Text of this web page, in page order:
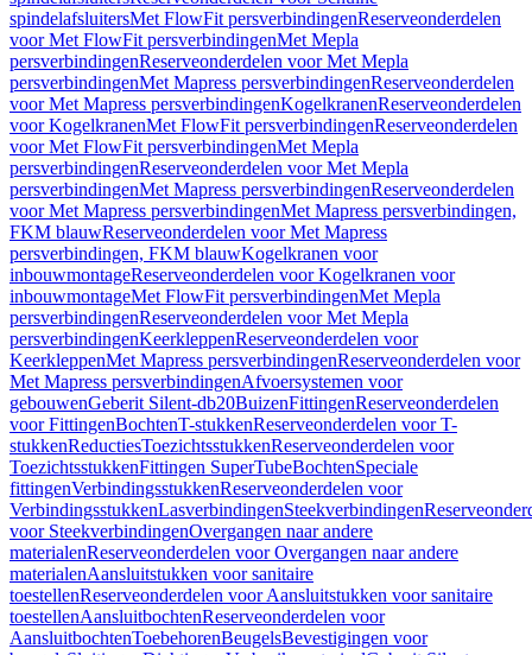
spindelafsluitersMet FlowFit persverbindingenReserveonderdelen
voor Met FlowFit persverbindingenMet Mepla
persverbindingenReserveonderdelen voor Met Mepla
persverbindingenMet Mapress persverbindingenReserveonderdelen
voor Met Mapress persverbindingenKogelkranenReserveonderdelen
voor KogelkranenMet FlowFit persverbindingenReserveonderdelen
voor Met FlowFit persverbindingenMet Mepla
persverbindingenReserveonderdelen voor Met Mepla
persverbindingenMet Mapress persverbindingenReserveonderdelen
voor Met Mapress persverbindingenMet Mapress persverbindingen,
FKM blauwReserveonderdelen voor Met Mapress
persverbindingen, FKM blauwKogelkranen voor
inbouwmontageReserveonderdelen voor Kogelkranen voor
inbouwmontageMet FlowFit persverbindingenMet Mepla
persverbindingenReserveonderdelen voor Met Mepla
persverbindingenKeerkleppenReserveonderdelen voor
KeerkleppenMet Mapress persverbindingenReserveonderdelen voor
Met Mapress persverbindingenAfvoersystemen voor
gebouwenGeberit Silent-db20BuizenFittingenReserveonderdelen
voor FittingenBochtenT-stukkenReserveonderdelen voor T-
stukkenReductiesToezichtsstukkenReserveonderdelen voor
ToezichtsstukkenFittingen SuperTubeBochtenSpeciale
fittingenVerbindingsstukkenReserveonderdelen voor
VerbindingsstukkenLasverbindingenSteekverbindingen
voor SteekverbindingenOvergangen naar andere
materialenReserveonderdelen voor Overgangen naar andere
materialenAansluitstukken voor sanitaire
toestellenReserveonderdelen voor Aansluitstukken voor sanitaire
toestellenAansluitbochtenReserveonderdelen voor
AansluitbochtenToebehorenBeugelsBevestigingen voor